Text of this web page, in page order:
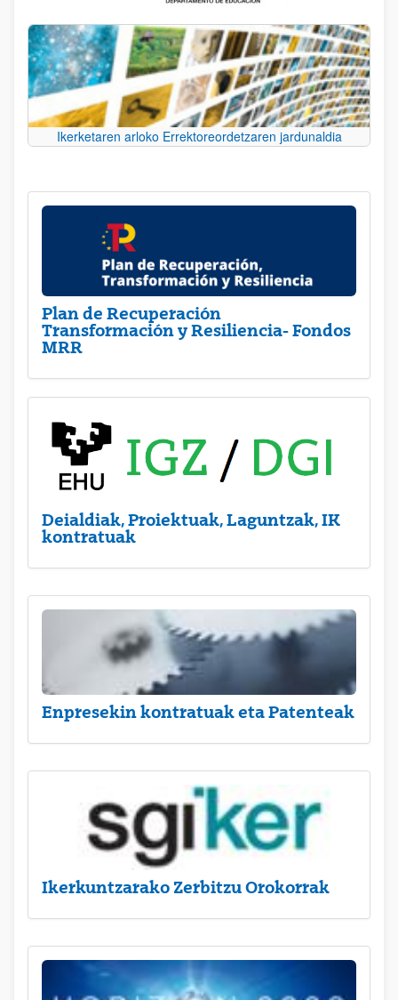
Ikerketaren arloko Errektoreordetzaren jardunaldia
Plan de Recuperación
Transformación y Resiliencia- Fondos
MRR
Deialdiak, Proiektuak, Laguntzak, IK
kontratuak
Enpresekin kontratuak eta Patenteak
Ikerkuntzarako Zerbitzu Orokorrak